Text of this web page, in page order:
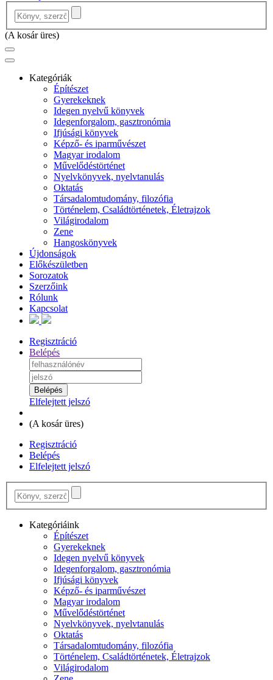
(A kosár üres)
Kategóriák
Építészet
Gyerekeknek
Idegen nyelvű könyvek
Idegenforgalom, gasztronómia
Ifjúsági könyvek
Képző- és iparművészet
Magyar irodalom
Művelődéstörténet
Nyelvkönyvek, nyelvtanulás
Oktatás
Társadalomtudomány, filozófia
Történelem, Családtörténetek, Életrajzok
Világirodalom
Zene
Hangoskönyvek
Újdonságok
Előkészületben
Sorozatok
Szerzőink
Rólunk
Kapcsolat
Regisztráció
Belépés
Elfelejtett jelszó
(A kosár üres)
Regisztráció
Belépés
Elfelejtett jelszó
Kategóriáink
Építészet
Gyerekeknek
Idegen nyelvű könyvek
Idegenforgalom, gasztronómia
Ifjúsági könyvek
Képző- és iparművészet
Magyar irodalom
Művelődéstörténet
Nyelvkönyvek, nyelvtanulás
Oktatás
Társadalomtudomány, filozófia
Történelem, Családtörténetek, Életrajzok
Világirodalom